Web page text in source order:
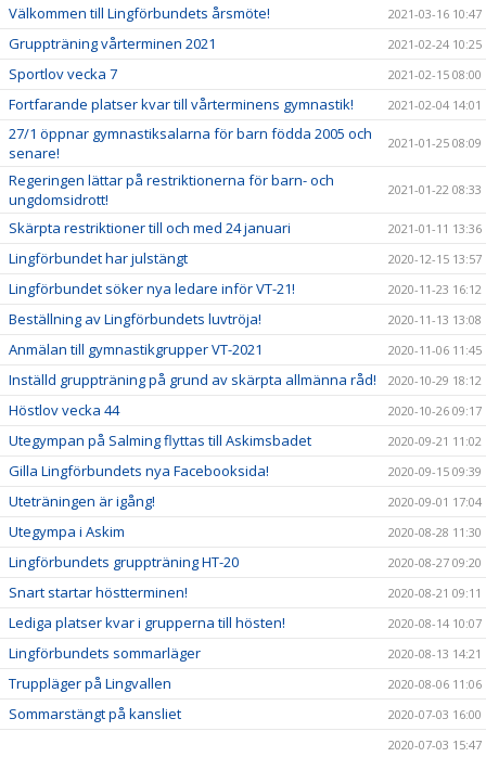
Välkommen till Lingförbundets årsmöte! 2021-03-16 10:47
Gruppträning vårterminen 2021 2021-02-24 10:25
Sportlov vecka 7 2021-02-15 08:00
Fortfarande platser kvar till vårterminens gymnastik! 2021-02-04 14:01
27/1 öppnar gymnastiksalarna för barn födda 2005 och
senare!
2021-01-25 08:09
Regeringen lättar på restriktionerna för barn- och
ungdomsidrott!
2021-01-22 08:33
Skärpta restriktioner till och med 24 januari 2021-01-11 13:36
Lingförbundet har julstängt 2020-12-15 13:57
Lingförbundet söker nya ledare inför VT-21! 2020-11-23 16:12
Beställning av Lingförbundets luvtröja! 2020-11-13 13:08
Anmälan till gymnastikgrupper VT-2021 2020-11-06 11:45
Inställd gruppträning på grund av skärpta allmänna råd! 2020-10-29 18:12
Höstlov vecka 44 2020-10-26 09:17
Utegympan på Salming flyttas till Askimsbadet 2020-09-21 11:02
Gilla Lingförbundets nya Facebooksida! 2020-09-15 09:39
Uteträningen är igång! 2020-09-01 17:04
Utegympa i Askim 2020-08-28 11:30
Lingförbundets gruppträning HT-20 2020-08-27 09:20
Snart startar höstterminen! 2020-08-21 09:11
Lediga platser kvar i grupperna till hösten! 2020-08-14 10:07
Lingförbundets sommarläger 2020-08-13 14:21
Truppläger på Lingvallen 2020-08-06 11:06
Sommarstängt på kansliet
2020-07-03 16:00
2020-07-03 15:47